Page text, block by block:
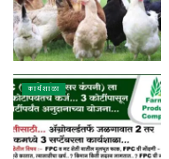
कार्यशाळा